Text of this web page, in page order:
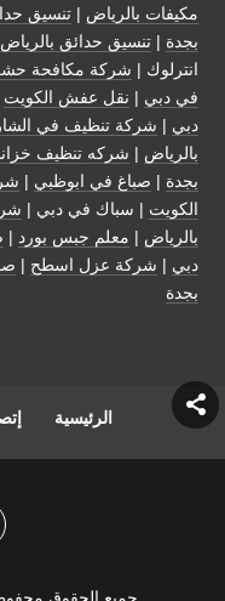
مكيفات بالرياض | تنسيق
بجدة | تنسيق حدائق بالرياض
انترلوك | شركة مكافحة
في دبي | نقل عفش الكويت
دبي | شركة تنظيف في
بالرياض | شركه تنظيف
بجدة | صباغ في ابوظبي |
الكويت | سباك في دبي |
بالرياض | معلم جبس بورد |
دبي | شركة عزل اسطح |
بجدة
الرئيسية